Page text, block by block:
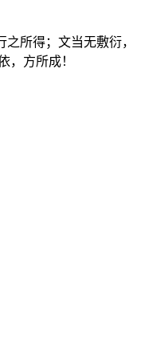
所得；文当无敷衍，
，方所成！